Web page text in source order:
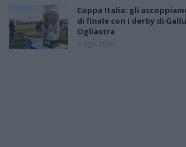
Coppa Italia: gli
di finale con i derby di
Ogliastra
5 Ago 2026